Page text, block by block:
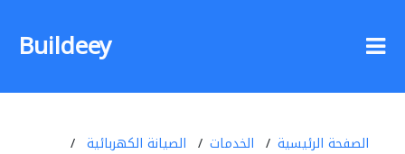
Buildeey
الصفحة الرئيسية الخدمات
الصيانة الكهربائية